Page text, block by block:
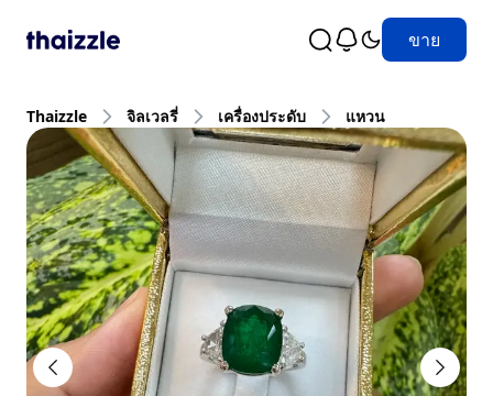
ขาย
Thaizzle จิลเวลรี่ เครื่องประดับ แหวน